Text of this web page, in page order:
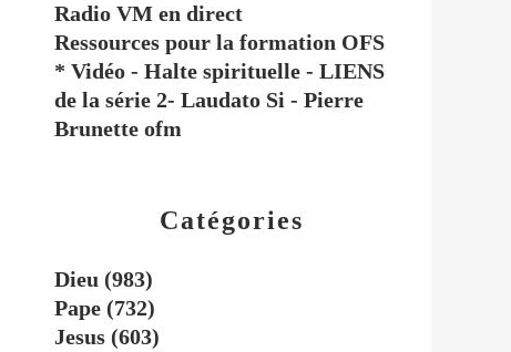
Catégories
Dieu (983)
Pape (732)
Jesus (603)
Radio VM en direct
Ressources pour la formation OFS
* Vidéo - Halte spirituelle - LIENS
de la série 2- Laudato Si - Pierre
Brunette ofm